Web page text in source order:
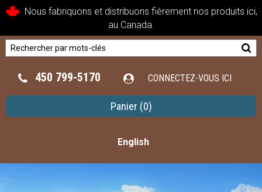
Nous fabriquons et distribuons fièrement nos produits ici,
au Canada.
450 799-5170 CONNECTEZ-VOUS ICI
Panier (0)
English